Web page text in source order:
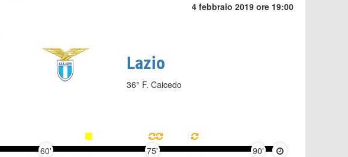
4 febbraio 2019 ore 19:00
Lazio
36° F. Caicedo
60' 75' 90'